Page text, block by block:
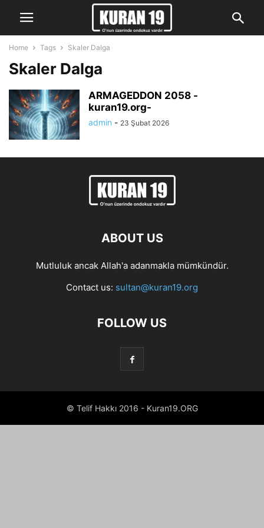
Home Tags Skaler Dalga
Skaler Dalga
ARMAGEDDON 2058 -
kuran19.org-
admin - 23 Şubat 2026
ABOUT US
Mutluluk ancak Allah'a adanmakla mümkündür.
Contact us: sultan@kuran19.org
FOLLOW US
© Telif Hakkı 2016 - Kuran19.ORG